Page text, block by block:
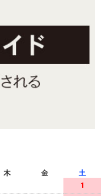
木 金
土
1